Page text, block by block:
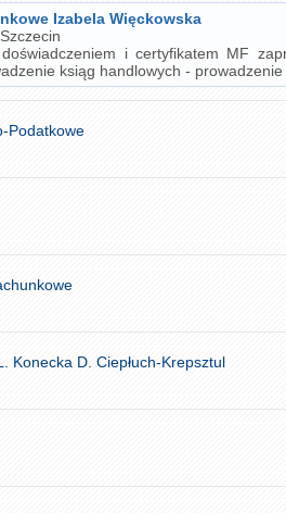
Izabela Więckowska
i certyfikatem MF
ksiąg handlowych -
Podatkowe
Konecka D. Ciepłuch-Krepsztul